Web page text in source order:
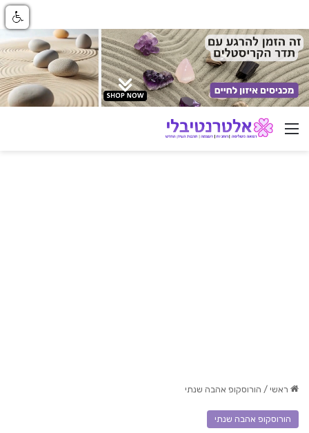
ניווט באתר
ראשי / הורוסקופ אהבה שנתי
הורוסקופ אהבה שנתי